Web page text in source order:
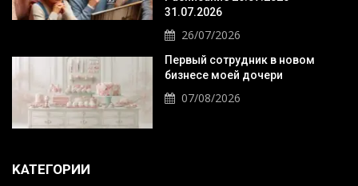
31.07.2026
26/07/2026
Первый сотрудник в новом
бизнесе моей дочери
07/08/2026
KАТЕГОРИИ